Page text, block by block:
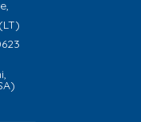
(LT)